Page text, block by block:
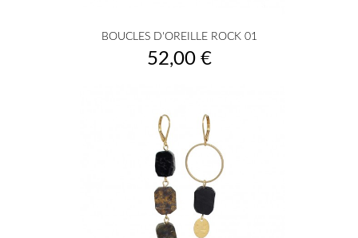
BOUCLES D'OREILLE ROCK 01
Prix
52,00 €